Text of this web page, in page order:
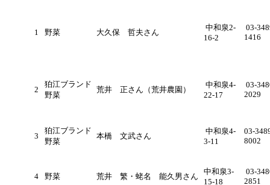
1 野菜 大久保 哲夫さん
中和泉2-
16-2
03-
1416
2
狛江ブランド
野菜
荒井 正さん（荒井農園）
中和泉4-
22-17
03-
2029
3
狛江ブランド
野菜
本橋 文武さん
中和泉4-
3-11
03-
8002
4 野菜 荒井 繁・蛯名 能久男さん
中和泉3-
15-18
03-
2851